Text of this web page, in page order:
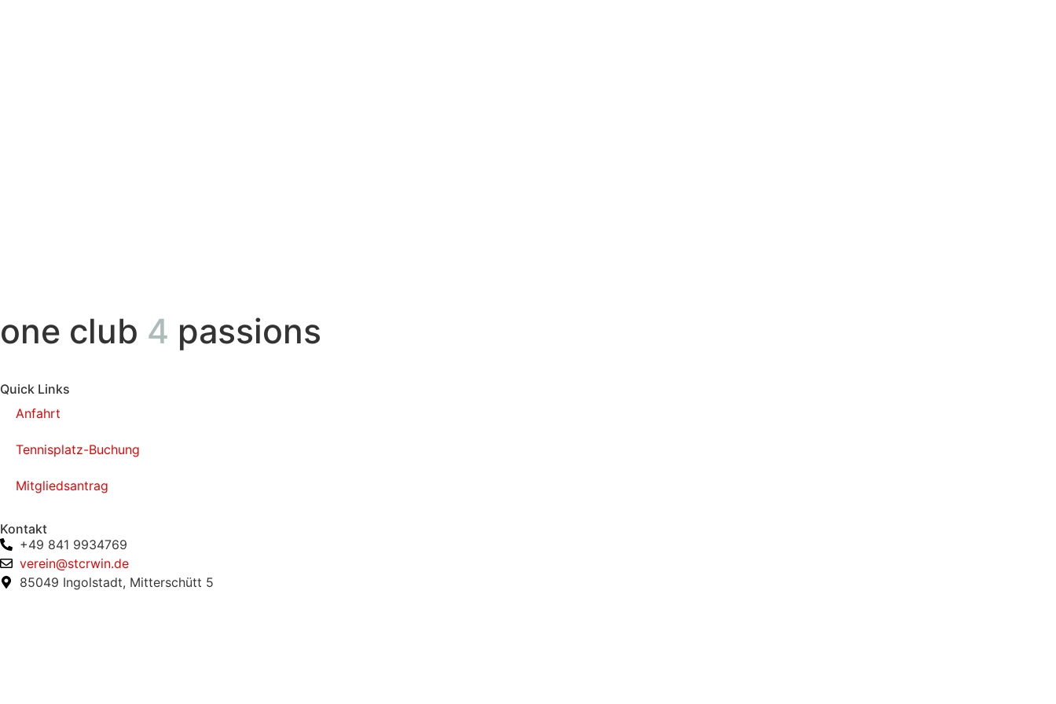
one club 4 passions
Quick Links
Anfahrt
Tennisplatz-Buchung
Mitgliedsantrag
Kontakt
+49 841 9934769
verein@stcrwin.de
85049 Ingolstadt, Mitterschütt 5